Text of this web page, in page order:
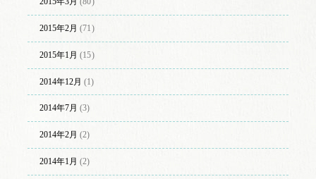
2015年2月 (71)
2015年1月 (15)
2014年12月 (1)
2014年7月 (3)
2014年2月 (2)
2014年1月 (2)